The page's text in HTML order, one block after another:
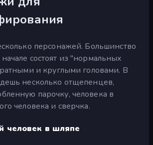
персонажей. Большинство
состоят из "нормальных
и круглыми головами. В
несколько отщепенцев,
парочку, человека в
человека и сверчка.
человек в шляпе